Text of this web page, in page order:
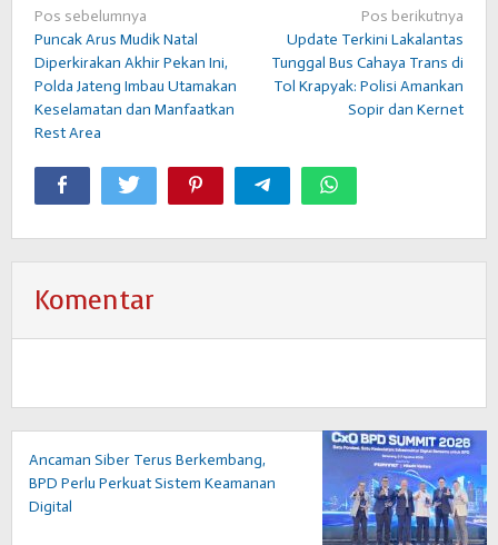
Navigasi
pos
Pos sebelumnya
Puncak Arus Mudik Natal
Diperkirakan Akhir Pekan Ini,
Polda Jateng Imbau Utamakan
Keselamatan dan Manfaatkan
Rest Area
Pos berikutnya
Update Terkini Lakalantas
Tunggal Bus Cahaya Trans di
Tol Krapyak: Polisi Amankan
Sopir dan Kernet
Komentar
Ancaman Siber Terus Berkembang,
BPD Perlu Perkuat Sistem Keamanan
Digital